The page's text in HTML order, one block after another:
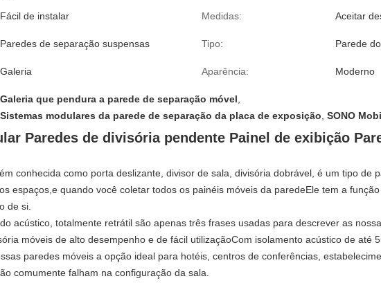
Fácil de instalar Medidas: Aceitar
Paredes de separação suspensas Tipo: Parede
Galeria Aparência: Moderno
Galeria que pendura a parede de separação móvel
Sistemas modulares da parede de separação da placa de exposição SONO
Paredes de divisória pendente Painel de exibição
conhecida como porta deslizante, divisor de sala, divisória dobrável, é um tipo de
espaços,e quando você coletar todos os painéis móveis da paredeEle tem a
de si.
acústico, totalmente retrátil são apenas três frases usadas para descrever as
móveis de alto desempenho e de fácil utilizaçãoCom isolamento acústico de até
paredes móveis a opção ideal para hotéis, centros de conferências,
comumente falham na configuração da sala.